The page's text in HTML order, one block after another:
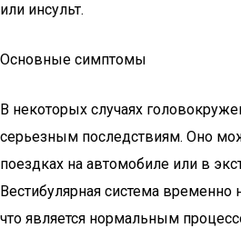
или инсульт.
Основные симптомы
В некоторых случаях
серьезным последствиям. Оно
поездках на автомобиле или в
Вестибулярная система временно
что является нормальным